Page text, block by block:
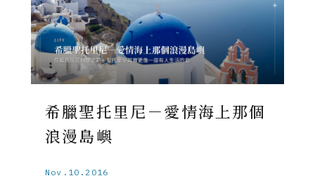
希臘聖托里尼－愛情海上那個
浪漫島嶼
Nov.10.2016